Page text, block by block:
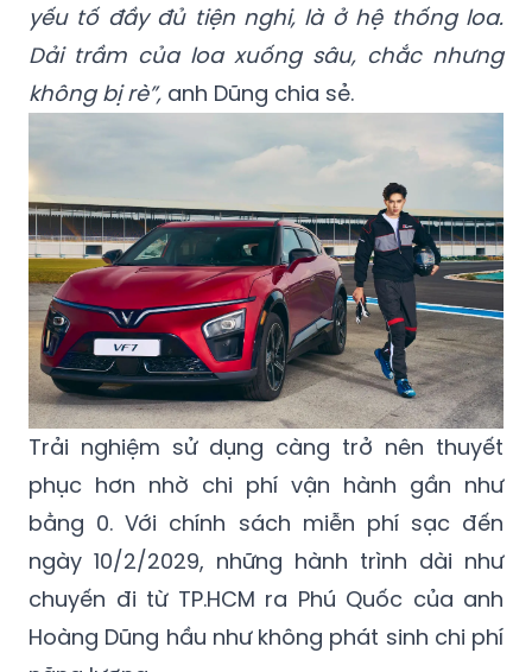
yếu tố đầy đủ tiện nghi, là ở hệ thống loa.
Dải trầm của loa xuống sâu, chắc nhưng
không bị rè”, anh Dũng chia sẻ.
Trải nghiệm sử dụng càng trở nên thuyết
phục hơn nhờ chi phí vận hành gần như
bằng 0. Với chính sách miễn phí sạc đến
ngày 10/2/2029, những hành trình dài như
chuyến đi từ TP.HCM ra Phú Quốc của anh
Hoàng Dũng hầu như không phát sinh chi phí